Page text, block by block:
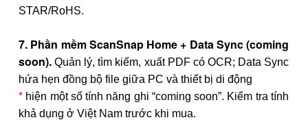
STAR/RoHS.
7. Phần mềm ScanSnap Home + Data Sync (coming
soon). Quản lý, tìm kiếm, xuất PDF có OCR; Data Sync
hứa hẹn đồng bộ file giữa PC và thiết bị di động
* hiện một số tính năng ghi “coming soon”. Kiểm tra tính
khả dụng ở Việt Nam trước khi mua.